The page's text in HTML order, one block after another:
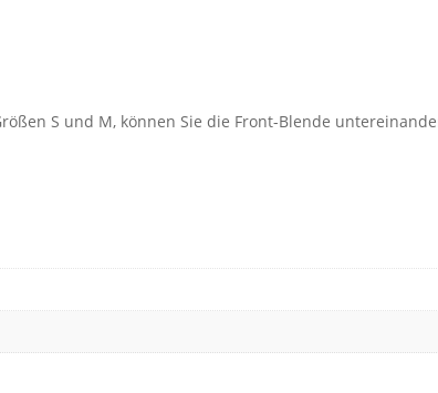
S und M, können Sie die Front-Blende